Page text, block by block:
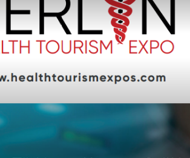
Türk
Ticaret